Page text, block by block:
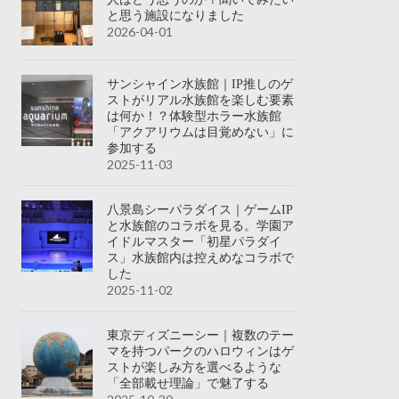
と思う施設になりました
2026-04-01
サンシャイン水族館｜IP推しのゲ
ストがリアル水族館を楽しむ要素
は何か！？体験型ホラー水族館
「アクアリウムは目覚めない」に
参加する
2025-11-03
八景島シーパラダイス｜ゲームIP
と水族館のコラボを見る。学園ア
イドルマスター「初星パラダイ
ス」水族館内は控えめなコラボで
した
2025-11-02
東京ディズニーシー｜複数のテー
マを持つパークのハロウィンはゲ
ストが楽しみ方を選べるような
「全部載せ理論」で魅了する